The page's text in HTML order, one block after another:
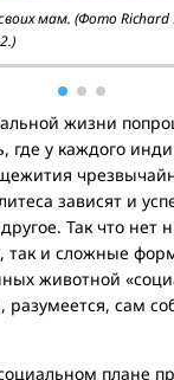
мам. (Фото Richard
жизни
у каждого
зависят и
Так что нет
так и сложные
животной
сам
плане